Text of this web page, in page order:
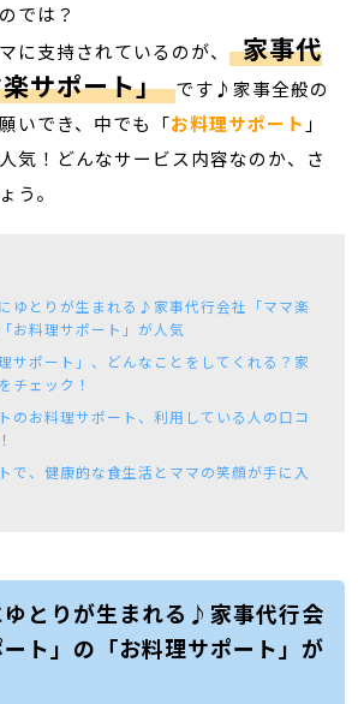
では？
に支持されているのが、 家事代
サポート」 です♪家事全般の
いでき、中でも「お料理サポート 」
気！どんなサービス内容なのか、さ
う。
ゆとりが生まれる♪家事代行会社「ママ楽
お料理サポート」が人気
サポート」、どんなことをしてくれる？家
チェック！
のお料理サポート、利用している人の口コ
で、健康的な食生活とママの笑顔が手に入
とりが生まれる♪家事代行会
ト」の「お料理サポート」が